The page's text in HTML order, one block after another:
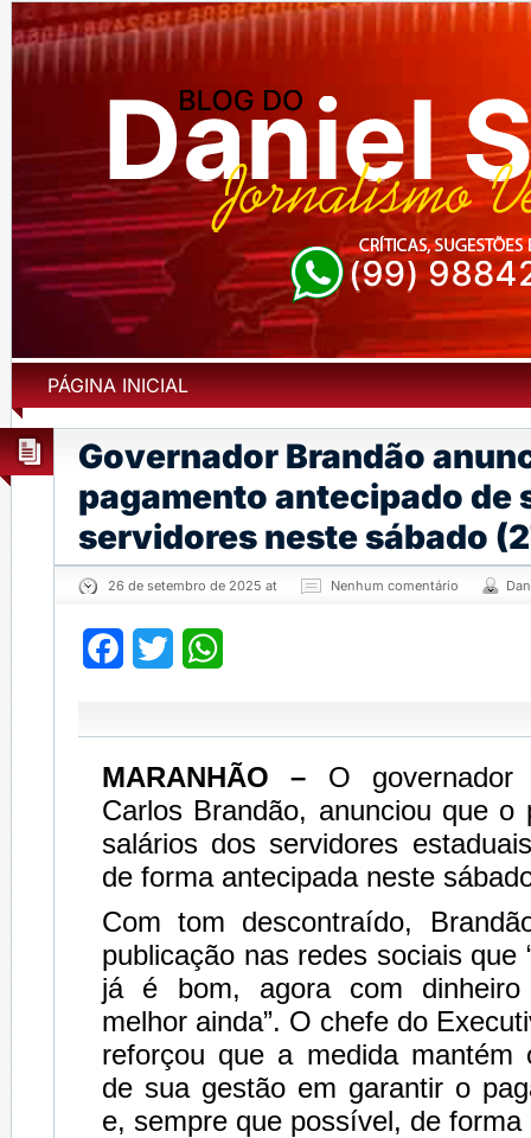
PÁGINA INICIAL
Governador Brandão
pagamento antecipado de
servidores neste sábado
26 de setembro de 2025 at Nenhum comentário
Facebook
Twitter
MARANHÃO – O governador
Carlos Brandão, anunciou que o
salários dos servidores
de forma antecipada neste
Com tom descontraído,
publicação nas redes sociais que
já é bom, agora com
melhor ainda”. O chefe do
reforçou que a medida mantém
de sua gestão em garantir o
e, sempre que possível, de forma